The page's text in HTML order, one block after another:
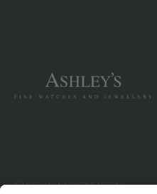
Öffnungszeiten